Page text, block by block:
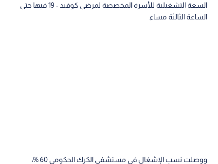
السعة التشغيلية للأسرة المخصصة لمرضى كوفيد - 19 فيها حتى
الساعة الثالثة مساء.
ووصلت نسب الإشغال في مستشفى الكرك الحكومي 60 %،